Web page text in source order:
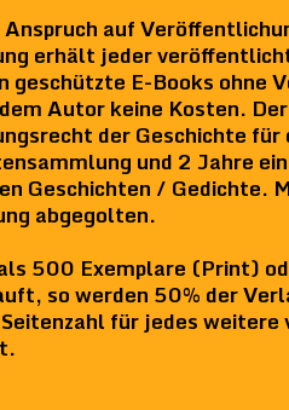
Anspruch auf
erhält jeder
geschützte E-Books ohne
Autor keine Kosten.
der Geschichte für
und 2 Jahre
Geschichten / Gedichte.
abgegolten.
500 Exemplare (Print)
so werden 50% der
für jedes